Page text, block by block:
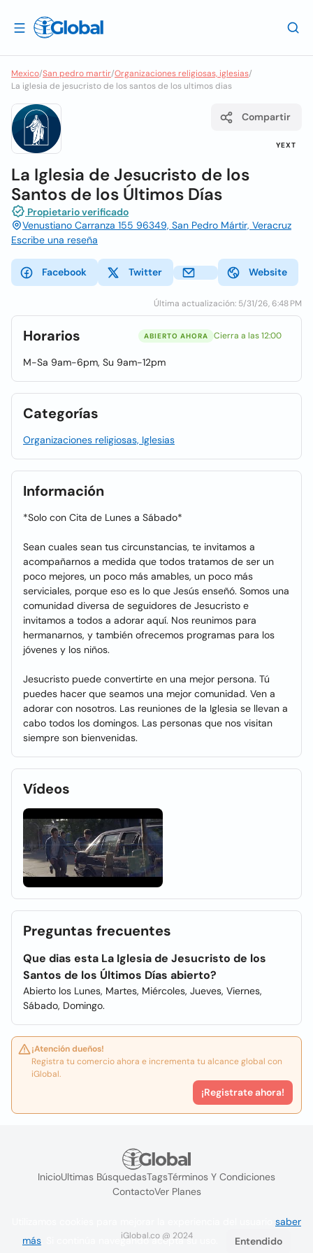
Mexico/San pedro martir/Organizaciones religiosas, iglesias/
La iglesia de jesucristo de los santos de los ultimos dias
YEXT
Compartir
La Iglesia de Jesucristo de los
Santos de los Últimos Días
Propietario verificado
Venustiano Carranza 155 96349, San Pedro Mártir, Veracruz
Escribe una reseña
Facebook Twitter Website
Última actualización: 5/31/26, 6:48 PM
Horarios ABIERTO AHORA Cierra a las 12:00
M-Sa 9am-6pm, Su 9am-12pm
Categorías
Organizaciones religiosas, Iglesias
Información
*Solo con Cita de Lunes a Sábado*
Sean cuales sean tus circunstancias, te invitamos a
acompañarnos a medida que todos tratamos de ser un
poco mejores, un poco más amables, un poco más
serviciales, porque eso es lo que Jesús enseñó. Somos una
comunidad diversa de seguidores de Jesucristo e
invitamos a todos a adorar aquí. Nos reunimos para
hermanarnos, y también ofrecemos programas para los
jóvenes y los niños.
Jesucristo puede convertirte en una mejor persona. Tú
puedes hacer que seamos una mejor comunidad. Ven a
adorar con nosotros. Las reuniones de la Iglesia se llevan a
cabo todos los domingos. Las personas que nos visitan
siempre son bienvenidas.
Vídeos
Preguntas frecuentes
Que dias esta La Iglesia de Jesucristo de los
Santos de los Últimos Días abierto?
Abierto los Lunes, Martes, Miércoles, Jueves, Viernes,
Sábado, Domingo.
¡Atención dueños!
Registra tu comercio ahora e incrementa tu alcance global con
iGlobal.
¡Registrate ahora!
InicioUltimas BúsquedasTagsTérminos Y Condiciones
ContactoVer Planes
iGlobal.co @ 2024
saber
más . Si continúa navegando acepta su uso. Entendido